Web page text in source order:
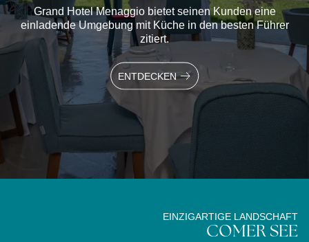
Grand Hotel Menaggio bietet seinen Kunden eine
einladende Umgebung mit Küche in den besten Führer
zitiert.
ENTDECKEN
COMER SEE
EINZIGARTIGE LANDSCHAFT